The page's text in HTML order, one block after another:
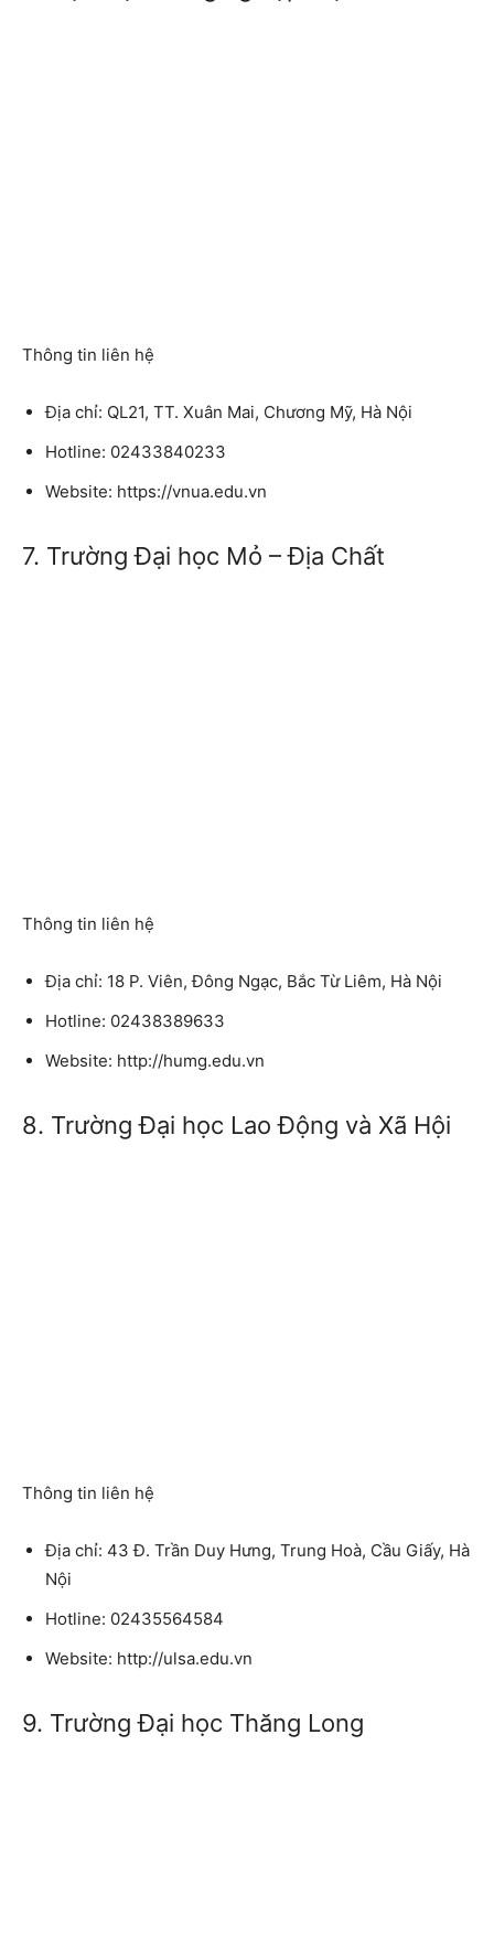
Thông tin liên hệ
Địa chỉ: QL21, TT. Xuân Mai, Chương Mỹ, Hà Nội
Hotline: 02433840233
Website: https://vnua.edu.vn
7. Trường Đại học Mỏ – Địa Chất
Thông tin liên hệ
Địa chỉ: 18 P. Viên, Đông Ngạc, Bắc Từ Liêm, Hà Nội
Hotline: 02438389633
Website: http://humg.edu.vn
8. Trường Đại học Lao Động và Xã Hội
Thông tin liên hệ
Địa chỉ: 43 Đ. Trần Duy Hưng, Trung Hoà, Cầu Giấy, Hà
Nội
Hotline: 02435564584
Website: http://ulsa.edu.vn
9. Trường Đại học Thăng Long